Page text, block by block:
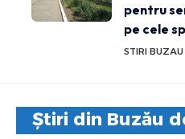
pentru
pe cele
STIRI BUZAU
Știri din Buzău